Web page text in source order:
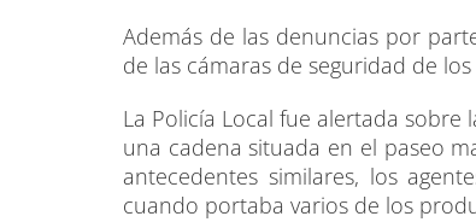
Además de las denuncias por
de las cámaras de seguridad de
La Policía Local fue alertada
una cadena situada en el paseo
antecedentes similares, los
cuando portaba varios de los